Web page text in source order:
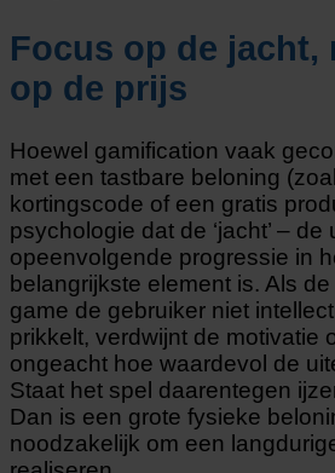
Focus op de jacht,
op de prijs
Hoewel gamification vaak
met een tastbare beloning
kortingscode of een gratis
psychologie dat de ‘jacht’ –
opeenvolgende progressie in
belangrijkste element is. Als
game de gebruiker niet
prikkelt, verdwijnt de motivatie
ongeacht hoe waardevol de
Staat het spel daarentegen
Dan is een grote fysieke
noodzakelijk om een